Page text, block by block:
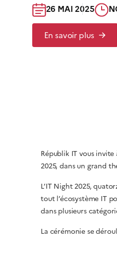
26 MAI 2025​
En savoir plus
Républik IT vous
2025, dans un grand
L’IT Night 2025,
tout l’écosystème IT
dans plusieurs
La cérémonie se